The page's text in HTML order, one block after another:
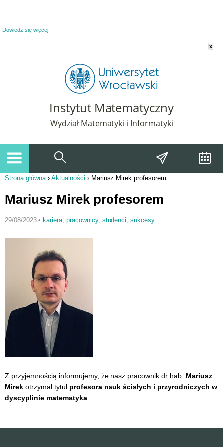
Dowiedz się więcej
x
Instytut Matematyczny
Wydział Matematyki i Informatyki
Strona główna› Aktualności › Mariusz Mirek profesorem
Mariusz Mirek profesorem
29/08/2023 • kariera, pracownicy, studenci, sukcesy
Z przyjemnością informujemy, że nasz pracownik dr hab. Mariusz
Mirek otrzymał tytuł profesora nauk ścisłych i przyrodniczych w
dyscyplinie matematyka